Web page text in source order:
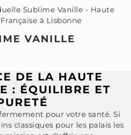
VANILLE
DE LA HAUTE
: ÉQUILIBRE ET
pour votre santé. Si
classiques pour les palais les